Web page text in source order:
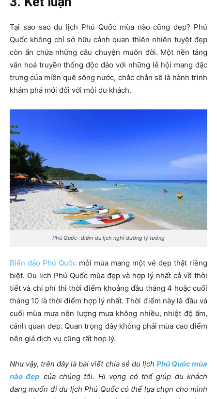
Tại sao sao du lịch Phú Quốc mùa nào cũng đẹp? Phú
Quốc không chỉ sở hữu cảnh quan thiên nhiên tuyệt đẹp
còn ẩn chứa những câu chuyện muôn đời. Một nền tảng
văn hoá truyền thống độc đáo với những lễ hội mang đặc
trưng của miền quê sông nước, chắc chắn sẽ là hành trình
khám phá mới đối với mỗi du khách.
Phú Quốc- điểm du lịch nghỉ dưỡng lý tưởng
Biển đảo Phú Quốc mỗi mùa mang một vẻ đẹp thật riêng
biệt. Du lịch Phú Quốc mùa đẹp và hợp lý nhất cả về thời
tiết và chi phí thì thời điểm khoảng đầu tháng 4 hoặc cuối
tháng 10 là thời điểm hợp lý nhất. Thời điểm này là đầu và
cuối mùa mưa nên lượng mưa không nhiều, nhiệt độ ấm,
cảnh quan đẹp. Quan trọng đây không phải mùa cao điểm
nên giá dịch vụ cũng rất hợp lý.
Như vậy, trên đây là bài viết chia sẻ du lịch Phú Quốc mùa
nào đẹp của chúng tôi. Hi vọng có thể giúp du khách
đang muốn đi du lịch Phú Quốc có thể lựa chọn cho mình